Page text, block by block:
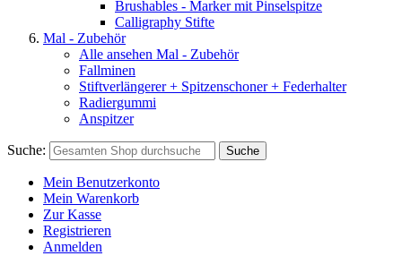
Brushables - Marker mit Pinselspitze
Calligraphy Stifte
Mal - Zubehör
Alle ansehen Mal - Zubehör
Fallminen
Stiftverlängerer + Spitzenschoner + Federhalter
Radiergummi
Anspitzer
Suche: Suche
Mein Benutzerkonto
Mein Warenkorb
Zur Kasse
Registrieren
Anmelden